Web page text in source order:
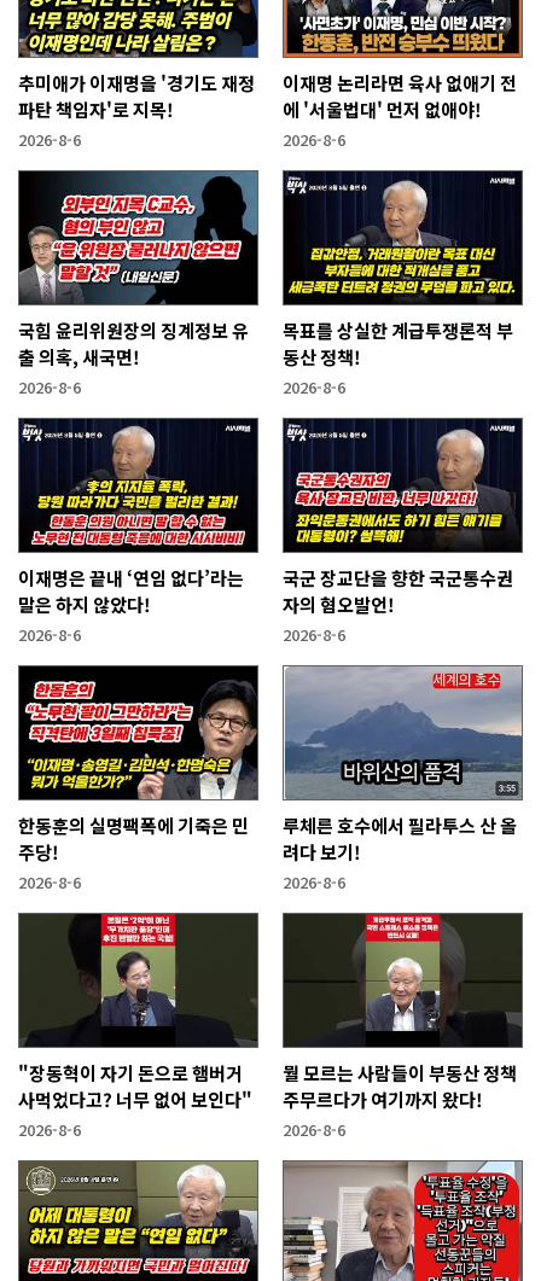
추미애가 이재명을 '경기도 재정
파탄 책임자'로 지목!
2026-8-6
이재명 논리라면 육사 없애기 전
에 '서울법대' 먼저 없애야!
2026-8-6
국힘 윤리위원장의 징계정보 유
출 의혹, 새국면!
2026-8-6
목표를 상실한 계급투쟁론적 부
동산 정책!
2026-8-6
이재명은 끝내 ‘연임 없다’라는
말은 하지 않았다!
2026-8-6
국군 장교단을 향한 국군통수권
자의 혐오발언!
2026-8-6
한동훈의 실명팩폭에 기죽은 민
주당!
2026-8-6
루체른 호수에서 필라투스 산 올
려다 보기!
2026-8-6
"장동혁이 자기 돈으로 햄버거
사먹었다고? 너무 없어 보인다"
2026-8-6
뭘 모르는 사람들이 부동산 정책
주무르다가 여기까지 왔다!
2026-8-6